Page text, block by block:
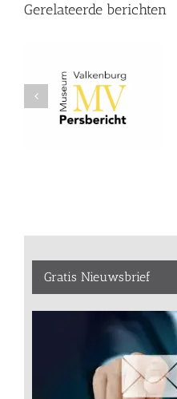
Gerelateerde berichten
Gratis Nieuwsbrief